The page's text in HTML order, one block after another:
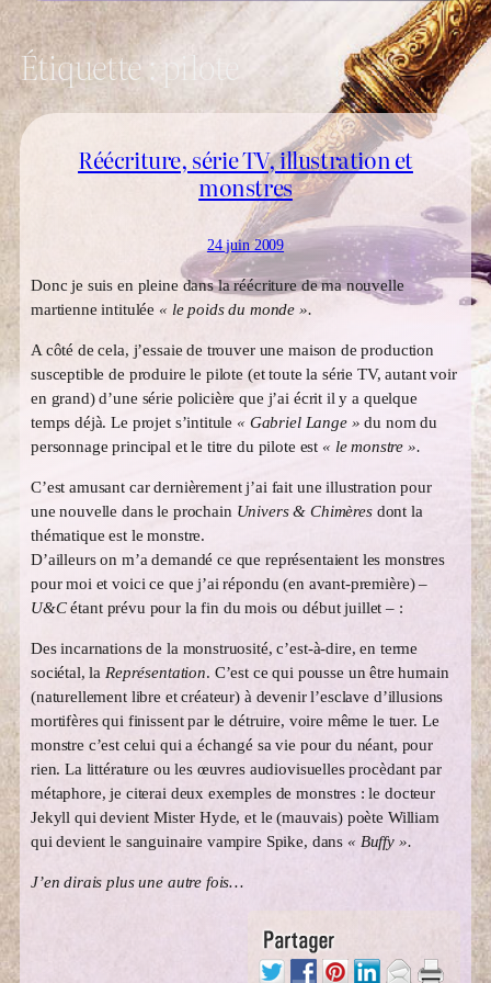
Étiquette : pilote
Réécriture, série TV, illustration et
monstres
24 juin 2009
Donc je suis en pleine dans la réécriture de ma nouvelle
martienne intitulée « le poids du monde ».
A côté de cela, j’essaie de trouver une maison de production
susceptible de produire le pilote (et toute la série TV, autant voir
en grand) d’une série policière que j’ai écrit il y a quelque
temps déjà. Le projet s’intitule « Gabriel Lange » du nom du
personnage principal et le titre du pilote est « le monstre ».
C’est amusant car dernièrement j’ai fait une illustration pour
une nouvelle dans le prochain Univers & Chimèresdont la
thématique est le monstre.
D’ailleurs on m’a demandé ce que représentaient les monstres
pour moi et voici ce que j’ai répondu (en avant-première) –
U&Cétant prévu pour la fin du mois ou début juillet – :
Des incarnations de la monstruosité, c’est-à-dire, en terme
sociétal, la Représentation. C’est ce qui pousse un être humain
(naturellement libre et créateur) à devenir l’esclave d’illusions
mortifères qui finissent par le détruire, voire même le tuer. Le
monstre c’est celui qui a échangé sa vie pour du néant, pour
rien. La littérature ou les œuvres audiovisuelles procèdant par
métaphore, je citerai deux exemples de monstres : le docteur
Jekyll qui devient Mister Hyde, et le (mauvais) poète William
qui devient le sanguinaire vampire Spike, dans « Buffy ».
J’en dirais plus une autre fois…